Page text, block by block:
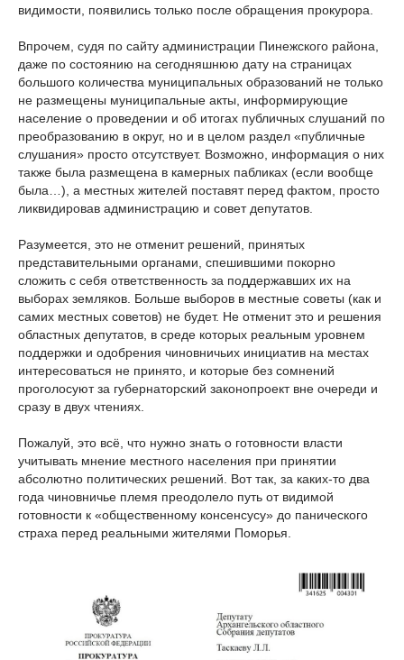
видимости, появились только после обращения прокурора.
Впрочем, судя по сайту администрации Пинежского района,
даже по состоянию на сегодняшнюю дату на страницах
большого количества муниципальных образований не только
не размещены муниципальные акты, информирующие
население о проведении и об итогах публичных слушаний по
преобразованию в округ, но и в целом раздел «публичные
слушания» просто отсутствует. Возможно, информация о них
также была размещена в камерных пабликах (если вообще
была…), а местных жителей поставят перед фактом, просто
ликвидировав администрацию и совет депутатов.
Разумеется, это не отменит решений, принятых
представительными органами, спешившими покорно
сложить с себя ответственность за поддержавших их на
выборах земляков. Больше выборов в местные советы (как и
самих местных советов) не будет. Не отменит это и решения
областных депутатов, в среде которых реальным уровнем
поддержки и одобрения чиновничьих инициатив на местах
интересоваться не принято, и которые без сомнений
проголосуют за губернаторский законопроект вне очереди и
сразу в двух чтениях.
Пожалуй, это всё, что нужно знать о готовности власти
учитывать мнение местного населения при принятии
абсолютно политических решений. Вот так, за каких-то два
года чиновничье племя преодолело путь от видимой
готовности к «общественному консенсусу» до панического
страха перед реальными жителями Поморья.